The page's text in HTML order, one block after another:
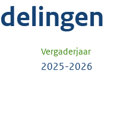
Vergaderjaar
2025-2026